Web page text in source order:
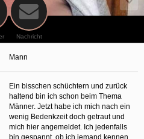
Oft blockieren diese Programme
Websites, von denen angenommen wird,
Über Updates können neue Websites
Es gibt Internetprovider, die einen Filter
nachsehen können, welche Websites von
wurden. Sprechen Sie Ihre minderjährigen
Websites an und vermitteln Sie ihnen, dass
sind. Außerdem können Sie anhand des
beurteilen und sich obiger Tips bedienen.
Sie Ihren minderjährigen Kindern, dass
nie persönliche Angaben machen sollen.
Menschen im Internet ihre wahre Identität
Nachricht
Mann
Ein bisschen schüchtern und zurück
haltend bin ich schon beim Thema
Männer. Jetzt habe ich mich nach ein
wenig Bedenkzeit doch getraut und
mich hier angemeldet. Ich jedenfalls
bin gespannt, ob ich jemand kennen